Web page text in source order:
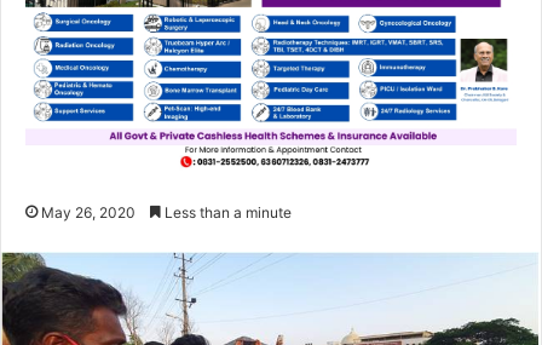
May 26, 2020 Less than a minute